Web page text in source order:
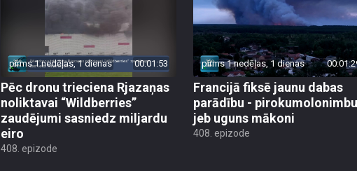
pirms 1 nedēļas, 1 dienas 00:01:53
Pēc dronu trieciena Rjazaņas
noliktavai “Wildberries”
zaudējumi sasniedz miljardu
eiro
408. epizode
pirms 1 nedēļas, 1 dienas
Francijā fiksē jaunu dabas
parādību - pirokumolonimbu
jeb uguns mākoni
408. epizode